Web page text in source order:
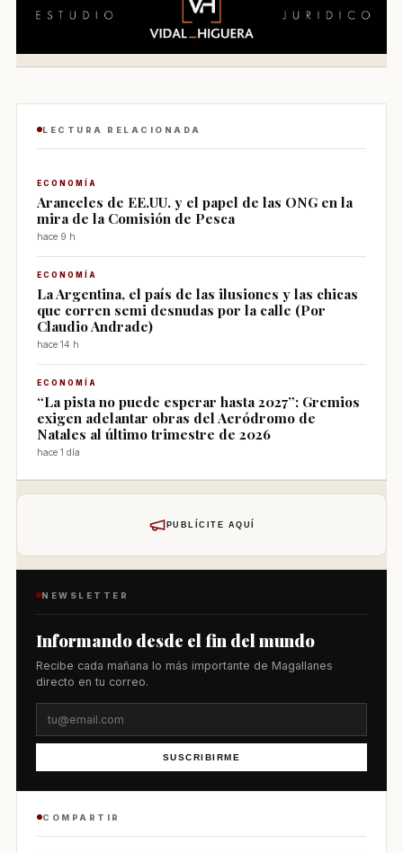
LECTURA RELACIONADA
ECONOMÍA
Aranceles de EE.UU. y el papel de las ONG en la
mira de la Comisión de Pesca
hace 9 h
ECONOMÍA
La Argentina, el país de las ilusiones y las chicas
que corren semi desnudas por la calle (Por
Claudio Andrade)
hace 14 h
ECONOMÍA
“La pista no puede esperar hasta 2027”: Gremios
exigen adelantar obras del Aeródromo de
Natales al último trimestre de 2026
hace 1 día
PUBLÍCITE AQUÍ
NEWSLETTER
Informando desde el fin del mundo
Recibe cada mañana lo más importante de Magallanes
directo en tu correo.
SUSCRIBIRME
COMPARTIR